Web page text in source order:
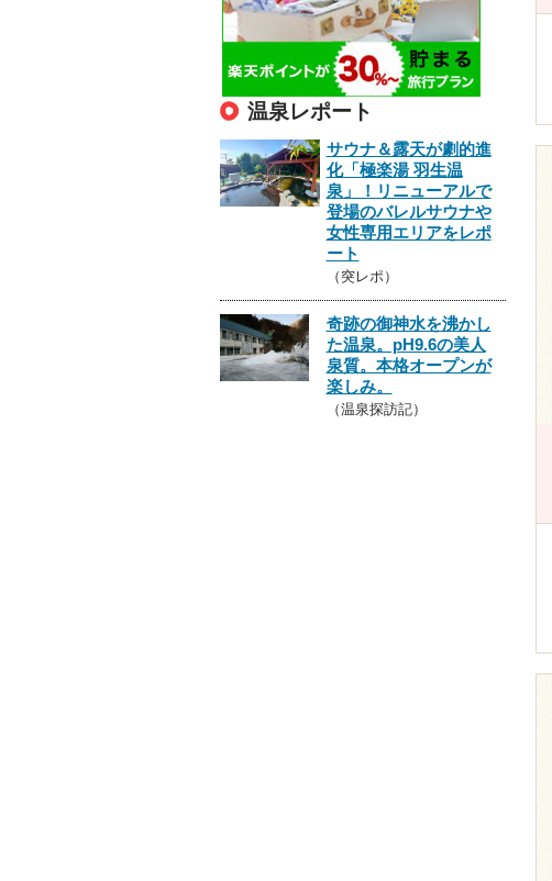
温泉レポート
サウナ＆露天が劇的進
化「極楽湯 羽生温
泉」！リニューアルで
登場のバレルサウナや
女性専用エリアをレポ
ート
（突レポ）
奇跡の御神水を沸かし
た温泉。pH9.6の美人
泉質。本格オープンが
楽しみ。
（温泉探訪記）